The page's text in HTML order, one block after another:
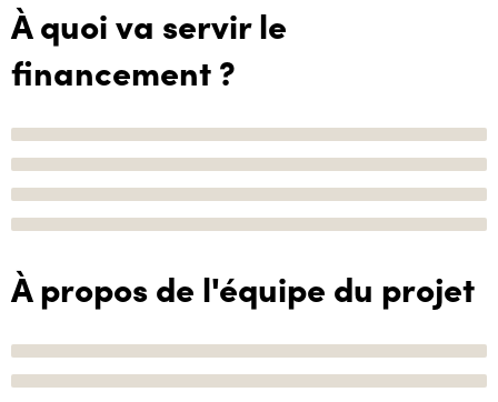
À quoi va servir le
financement ?
À propos de l'équipe du projet